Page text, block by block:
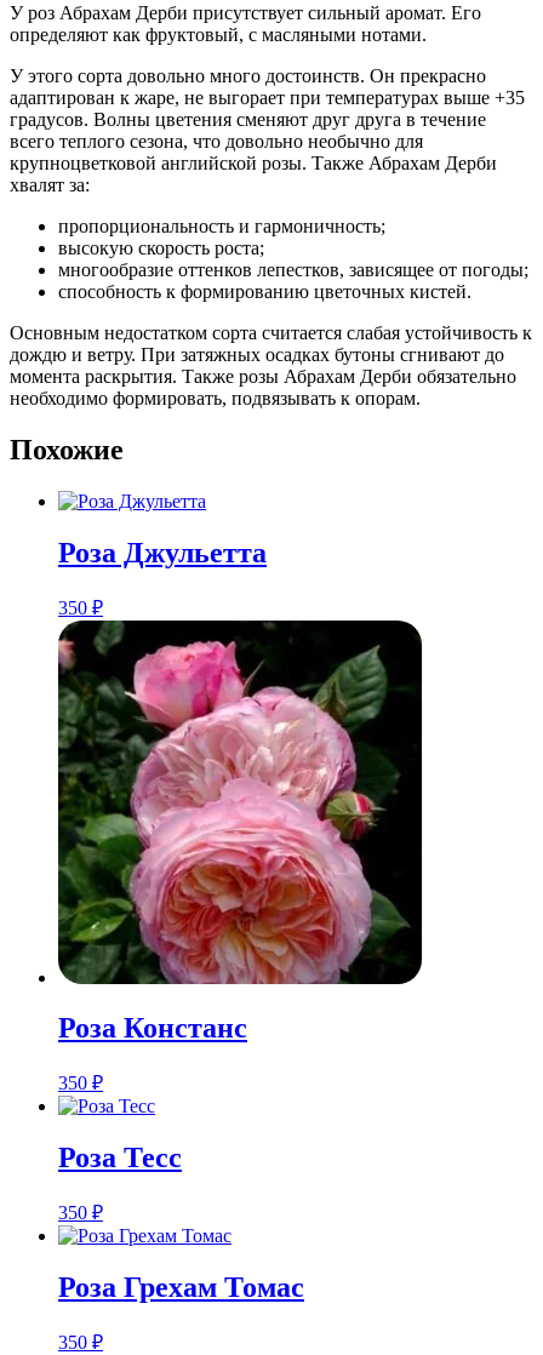
У роз Абрахам Дерби присутствует сильный аромат. Его
определяют как фруктовый, с масляными нотами.
У этого сорта довольно много достоинств. Он прекрасно
адаптирован к жаре, не выгорает при температурах выше +35
градусов. Волны цветения сменяют друг друга в течение
всего теплого сезона, что довольно необычно для
крупноцветковой английской розы. Также Абрахам Дерби
хвалят за:
пропорциональность и гармоничность;
высокую скорость роста;
многообразие оттенков лепестков, зависящее от погоды;
способность к формированию цветочных кистей.
Основным недостатком сорта считается слабая устойчивость к
дождю и ветру. При затяжных осадках бутоны сгнивают до
момента раскрытия. Также розы Абрахам Дерби обязательно
необходимо формировать, подвязывать к опорам.
Похожие
Роза Джульетта
350 ₽
Роза Констанс
350 ₽
Роза Тесс
350 ₽
Роза Грехам Томас
350 ₽